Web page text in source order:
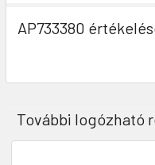
AP733380
További logózható